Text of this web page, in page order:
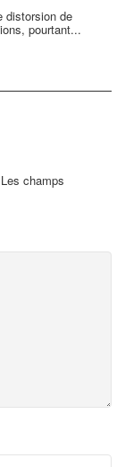
distorsion de
pourtant...
Les champs